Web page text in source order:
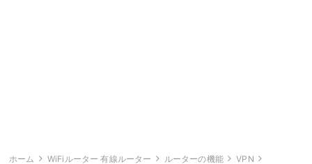
ホーム WiFiルーター 有線ルーター ルーターの機能
VPN